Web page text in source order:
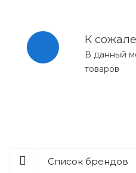
К
В данный
товаров
Список брендов